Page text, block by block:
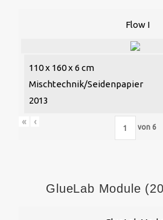
Flow I
110 x 160 x 6 cm
Mischtechnik/Seidenpapier
2013
« ‹
von 6
GlueLab Module